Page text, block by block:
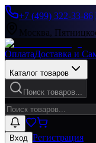
+7 (499) 322-33-86|
Москва,
ОплатаДоставка и
Каталог товаров
Поиск товаров...
Вход Регистрация